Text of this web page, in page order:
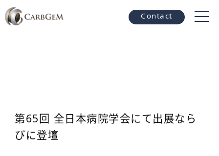
Contact
第65回 全日本病院学会にて出展なら
びに登壇